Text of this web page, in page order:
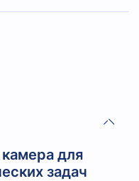
для
задач